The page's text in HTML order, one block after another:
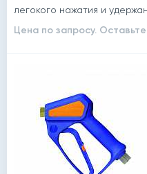
легокого нажатия и
Цена по запросу.